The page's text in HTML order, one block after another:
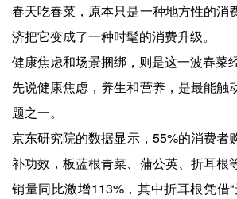
春天吃春菜，原本只是一种地方性的消
济把它变成了一种时髦的消费升级。
健康焦虑和场景捆绑，则是这一波春菜
先说健康焦虑，养生和营养，是最能触
题之一。
京东研究院的数据显示，55%的消费者
补功效，板蓝根青菜、蒲公英、折耳根
销量同比激增113%，其中折耳根凭借